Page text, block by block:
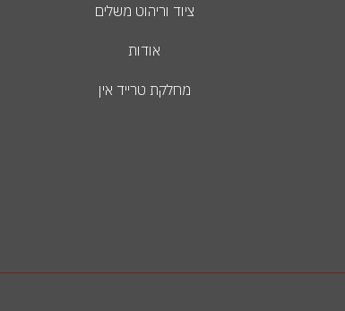
ציוד וריהוט משלים
אודות
מחלקת טרייד אין